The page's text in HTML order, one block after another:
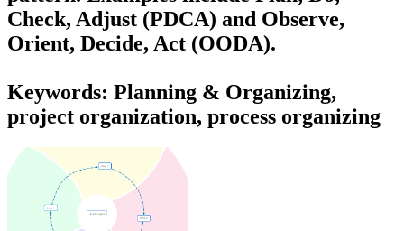
Check, Adjust (PDCA) and Observe,
Orient, Decide, Act (OODA).
Keywords: Planning & Organizing,
project organization, process organizing